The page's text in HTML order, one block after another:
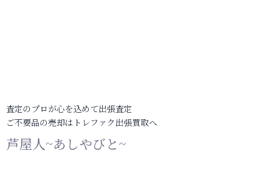
査定のプロが心を込めて出張査定
ご不要品の売却はトレファク出張買取へ
芦屋人~あしやびと~